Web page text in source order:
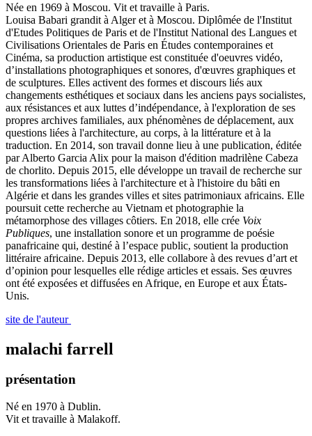
Née en 1969 à Moscou. Vit et travaille à Paris.
Louisa Babari grandit à Alger et à Moscou. Diplômée de l'Institut
d'Etudes Politiques de Paris et de l'Institut National des Langues et
Civilisations Orientales de Paris en Études contemporaines et
Cinéma, sa production artistique est constituée d'oeuvres vidéo,
d’installations photographiques et sonores, d'œuvres graphiques et
de sculptures. Elles activent des formes et discours liés aux
changements esthétiques et sociaux dans les anciens pays socialistes,
aux résistances et aux luttes d’indépendance, à l'exploration de ses
propres archives familiales, aux phénomènes de déplacement, aux
questions liées à l'architecture, au corps, à la littérature et à la
traduction. En 2014, son travail donne lieu à une publication, éditée
par Alberto Garcia Alix pour la maison d'édition madrilène Cabeza
de chorlito. Depuis 2015, elle développe un travail de recherche sur
les transformations liées à l'architecture et à l'histoire du bâti en
Algérie et dans les grandes villes et sites patrimoniaux africains. Elle
poursuit cette recherche au Vietnam et photographie la
métamorphose des villages côtiers. En 2018, elle crée Voix
Publiques, une installation sonore et un programme de poésie
panafricaine qui, destiné à l’espace public, soutient la production
littéraire africaine. Depuis 2013, elle collabore à des revues d’art et
d’opinion pour lesquelles elle rédige articles et essais. Ses œuvres
ont été exposées et diffusées en Afrique, en Europe et aux États-
Unis.
site de l'auteur
malachi farrell
présentation
Né en 1970 à Dublin.
Vit et travaille à Malakoff.